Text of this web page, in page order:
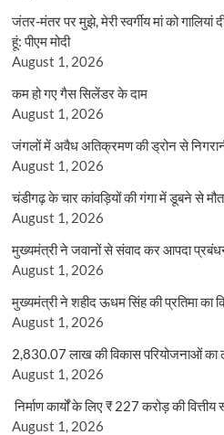
जंतर-मंतर पर मुझे, मेरी स्वर्गीय मां को गालियां
हूं: पीएम मोदी
August 1, 2026
कम हो गए गैस सिलेंडर के दाम
August 1, 2026
जंगलों में अवैध अतिक्रमण की ड्रोन से
August 1, 2026
चंडीगढ़ के चार कांवड़ियों की गंगा में डूबने से
August 1, 2026
मुख्यमंत्री ने जवानों से संवाद कर आपदा
August 1, 2026
मुख्यमंत्री ने शहीद ऊधम सिंह की प्रतिमा का
August 1, 2026
2,830.07 लाख की विकास परियोजनाओं का
August 1, 2026
निर्माण कार्यों के लिए ₹ 227 करोड़ की वित्तीय
August 1, 2026